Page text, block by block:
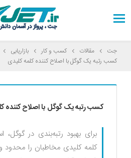
جت مقالات کسب و کار
بازاریابی
کسب رتبه یک گوگل با اصلاح کننده کلمه کلیدی
کسب رتبه یک گوگل با اصلاح کننده
برای بهبود رتبه‌بندی در گوگل،
کلمه کلیدی مخاطبان را محدود